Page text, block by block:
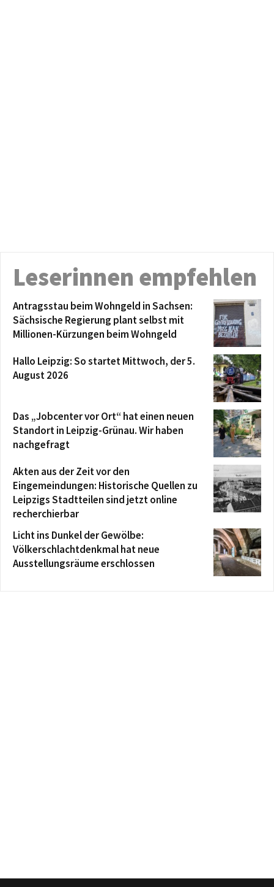
Leserinnen empfehlen
Antragsstau beim Wohngeld in Sachsen:
Sächsische Regierung plant selbst mit
Millionen-Kürzungen beim Wohngeld
Hallo Leipzig: So startet Mittwoch, der 5.
August 2026
Das „Jobcenter vor Ort“ hat einen neuen
Standort in Leipzig-Grünau. Wir haben
nachgefragt
Akten aus der Zeit vor den
Eingemeindungen: Historische Quellen zu
Leipzigs Stadtteilen sind jetzt online
recherchierbar
Licht ins Dunkel der Gewölbe:
Völkerschlachtdenkmal hat neue
Ausstellungsräume erschlossen